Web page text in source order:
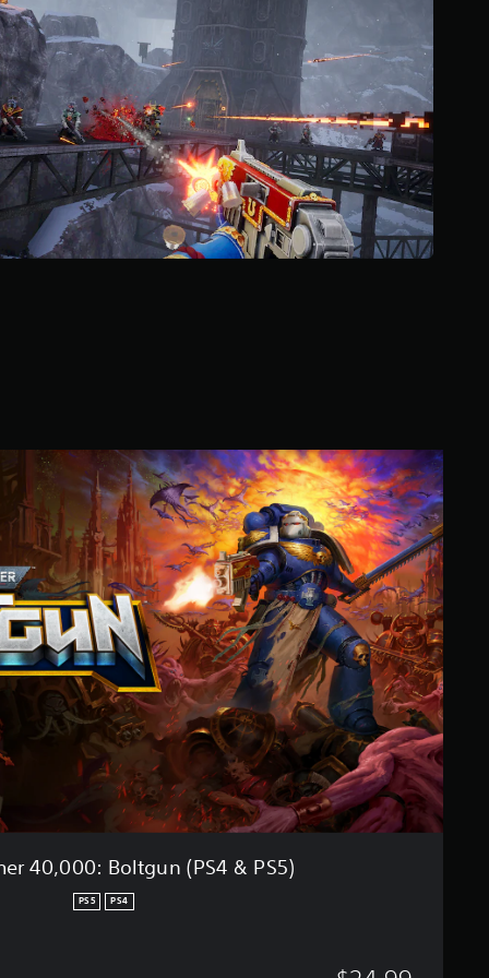
ن
ج
و
م
م
ن
إ
ج
م
ا
م
ن
ا
ل
ت
ق
ي
ي
م
ا
ت
W
a
r
h
a
m
m
e
r
4
0
,
0
0
0
:
B
o
l
40,000: Boltgun (PS4 & PS5)
PS4
PS5